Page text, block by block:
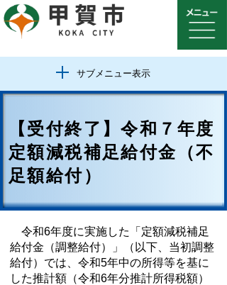
サブメニュー表示
【受付終了】令和７年度
定額減税補足給付金（不
足額給付）
令和6年度に実施した「定額減税補足
給付金（調整給付）」（以下、当初調整
給付）では、令和5年中の所得等を基に
した推計額（令和6年分推計所得税額）